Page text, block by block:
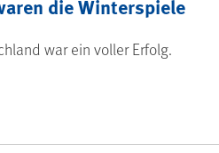
die Winterspiele
war ein voller Erfolg.